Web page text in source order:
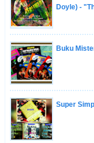
Doyle) -
Buku
Super